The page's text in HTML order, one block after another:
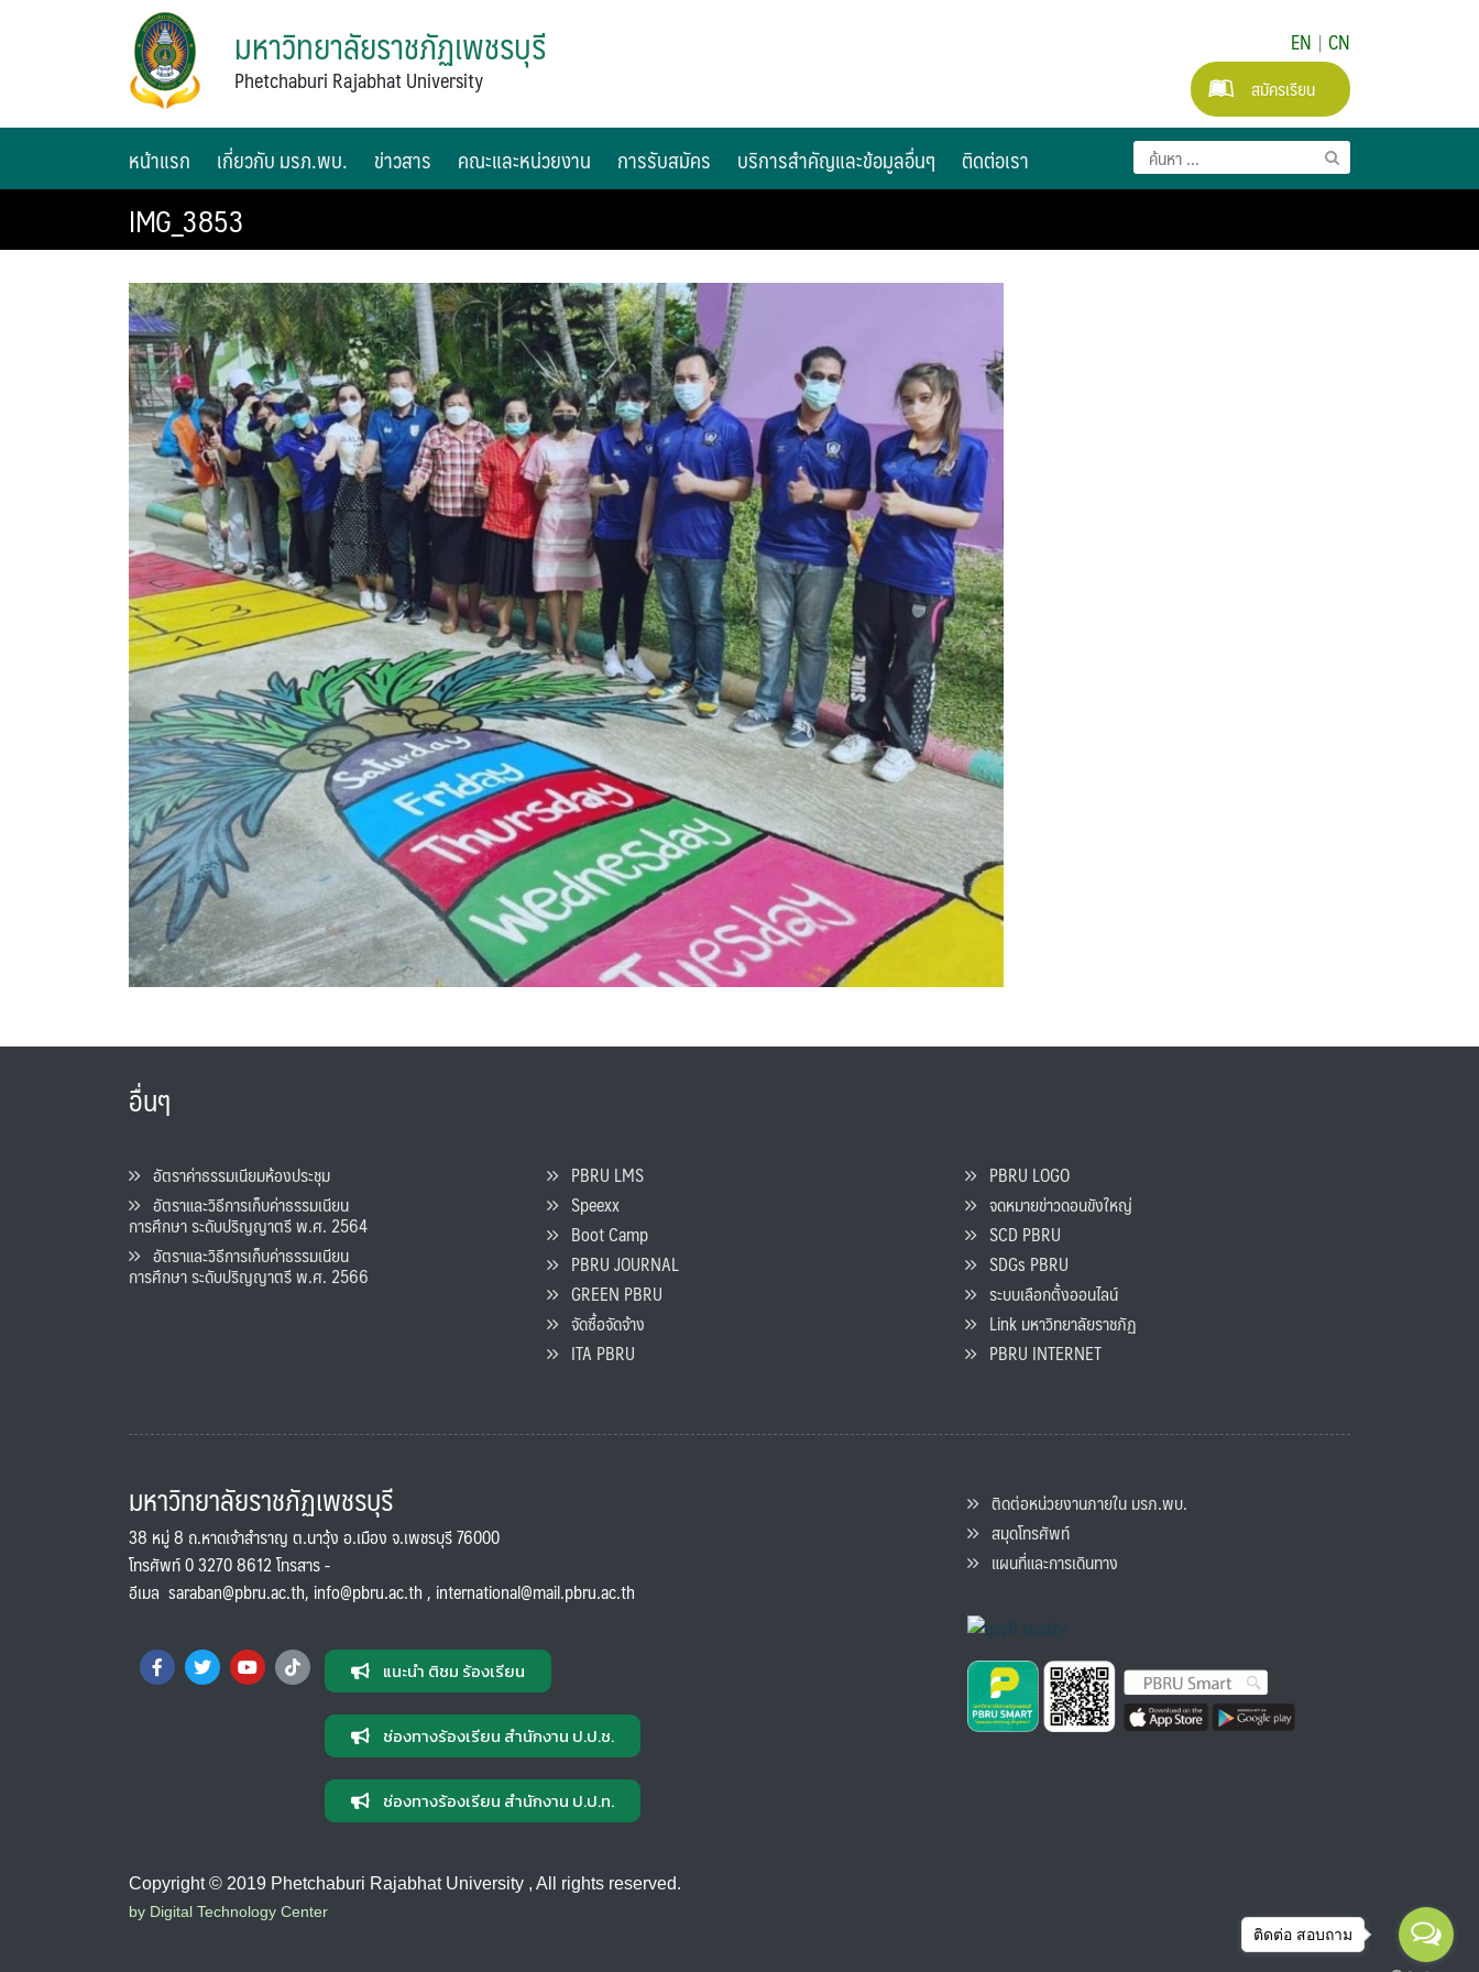
มหาวิทยาลัยราชภัฏเพชรบุรี
Phetchaburi Rajabhat University
EN | CN
สมัครเรียน
หน้าแรก เกี่ยวกับ มรภ.พบ. ข่าวสาร คณะและหน่วยงาน การรับสมัคร บริการสำคัญและข้อมูลอื่นๆ ติดต่อเรา
IMG_3853
อื่นๆ
อัตราค่าธรรมเนียมห้องประชุม
อัตราและวิธีการเก็บค่าธรรมเนียน
การศึกษา ระดับปริญญาตรี พ.ศ. 2564
อัตราและวิธีการเก็บค่าธรรมเนียน
การศึกษา ระดับปริญญาตรี พ.ศ. 2566
PBRU LMS
Speexx
Boot Camp
PBRU JOURNAL
GREEN PBRU
จัดซื้อจัดจ้าง
ITA PBRU
PBRU LOGO
จดหมายข่าวดอนขังใหญ่
SCD PBRU
SDGs PBRU
ระบบเลือกตั้งออนไลน์
Link มหาวิทยาลัยราชภัฏ
PBRU INTERNET
มหาวิทยาลัยราชภัฏเพชรบุรี
38 หมู่ 8 ถ.หาดเจ้าสำราญ ต.นาวุ้ง อ.เมือง จ.เพชรบุรี 76000
โทรศัพท์ 0 3270 8612 โทรสาร -
อีเมล saraban@pbru.ac.th, info@pbru.ac.th, international@mail.pbru.ac.th
แนะนำ ติชม ร้องเรียน
ช่องทางร้องเรียน สำนักงาน ป.ป.ช.
ช่องทางร้องเรียน สำนักงาน ป.ป.ท.
Copyright © 2019 Phetchaburi Rajabhat University , All rights reserved.
by Digital Technology Center
ติดต่อหน่วยงานภายใน มรภ.พบ.
สมุดโทรศัพท์
แผนที่และการเดินทาง
ติดต่อ สอบถาม